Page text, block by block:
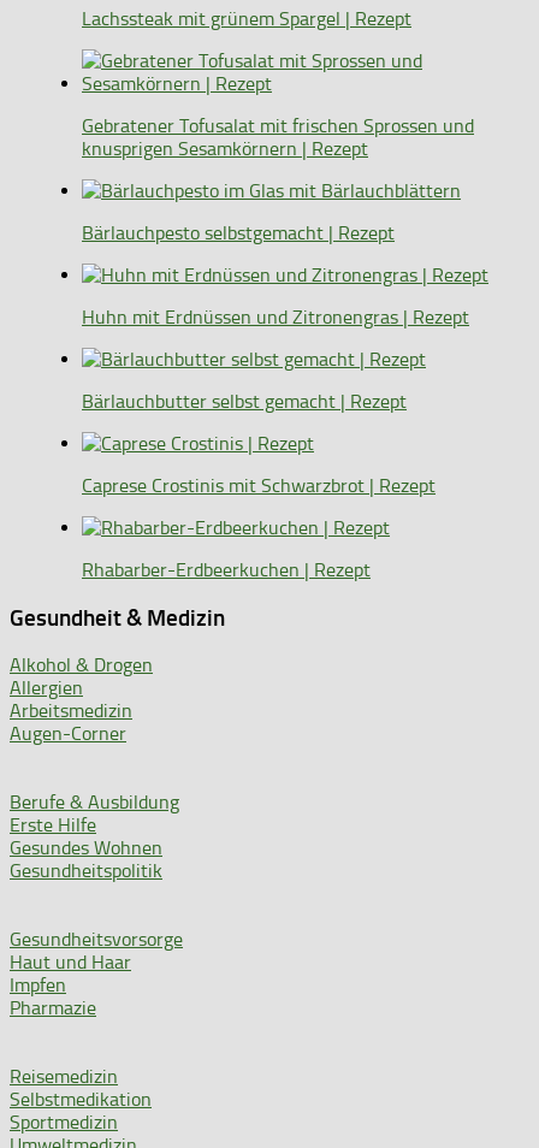
Lachssteak mit grünem Spargel | Rezept
Gebratener Tofusalat mit frischen Sprossen und
knusprigen Sesamkörnern | Rezept
Bärlauchpesto selbstgemacht | Rezept
Huhn mit Erdnüssen und Zitronengras | Rezept
Bärlauchbutter selbst gemacht | Rezept
Caprese Crostinis mit Schwarzbrot | Rezept
Rhabarber-Erdbeerkuchen | Rezept
Gesundheit & Medizin
Alkohol & Drogen
Allergien
Arbeitsmedizin
Augen-Corner
Berufe & Ausbildung
Erste Hilfe
Gesundes Wohnen
Gesundheitspolitik
Gesundheitsvorsorge
Haut und Haar
Impfen
Pharmazie
Reisemedizin
Selbstmedikation
Sportmedizin